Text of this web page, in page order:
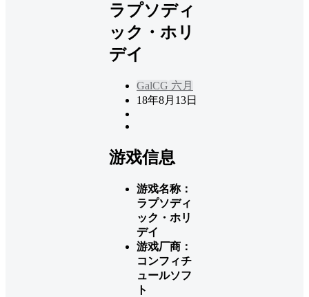
ラプソディ
ック・ホリ
デイ
GalCG 六月
18年8月13日
游戏信息
游戏名称：
ラプソディ
ック・ホリ
デイ
游戏厂商：
コンフィチ
ュールソフ
ト